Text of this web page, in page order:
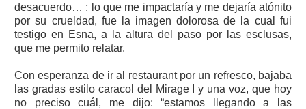
desacuerdo… ; lo que me impactaría y me dejaría atónito
por su crueldad, fue la imagen dolorosa de la cual fui
testigo en Esna, a la altura del paso por las esclusas,
que me permito relatar.
Con esperanza de ir al restaurant por un refresco, bajaba
las gradas estilo caracol del Mirage I y una voz, que hoy
no preciso cuál, me dijo: “estamos llegando a las